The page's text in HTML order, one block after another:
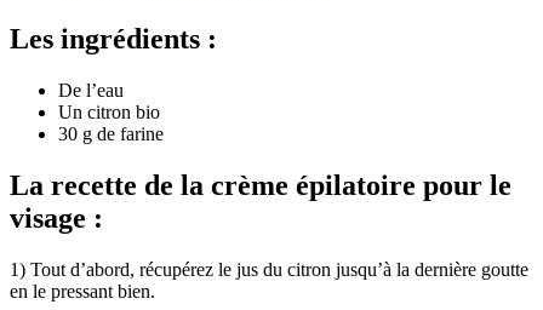
Les ingrédients :
De l’eau
Un citron bio
30 g de farine
La recette de la crème épilatoire pour le
visage :
1) Tout d’abord, récupérez le jus du citron jusqu’à la dernière goutte
en le pressant bien.